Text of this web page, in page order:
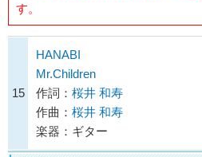
す。
15
HANABI
Mr.Children
作詞： 桜井 和寿
作曲： 桜井 和寿
楽器：ギター